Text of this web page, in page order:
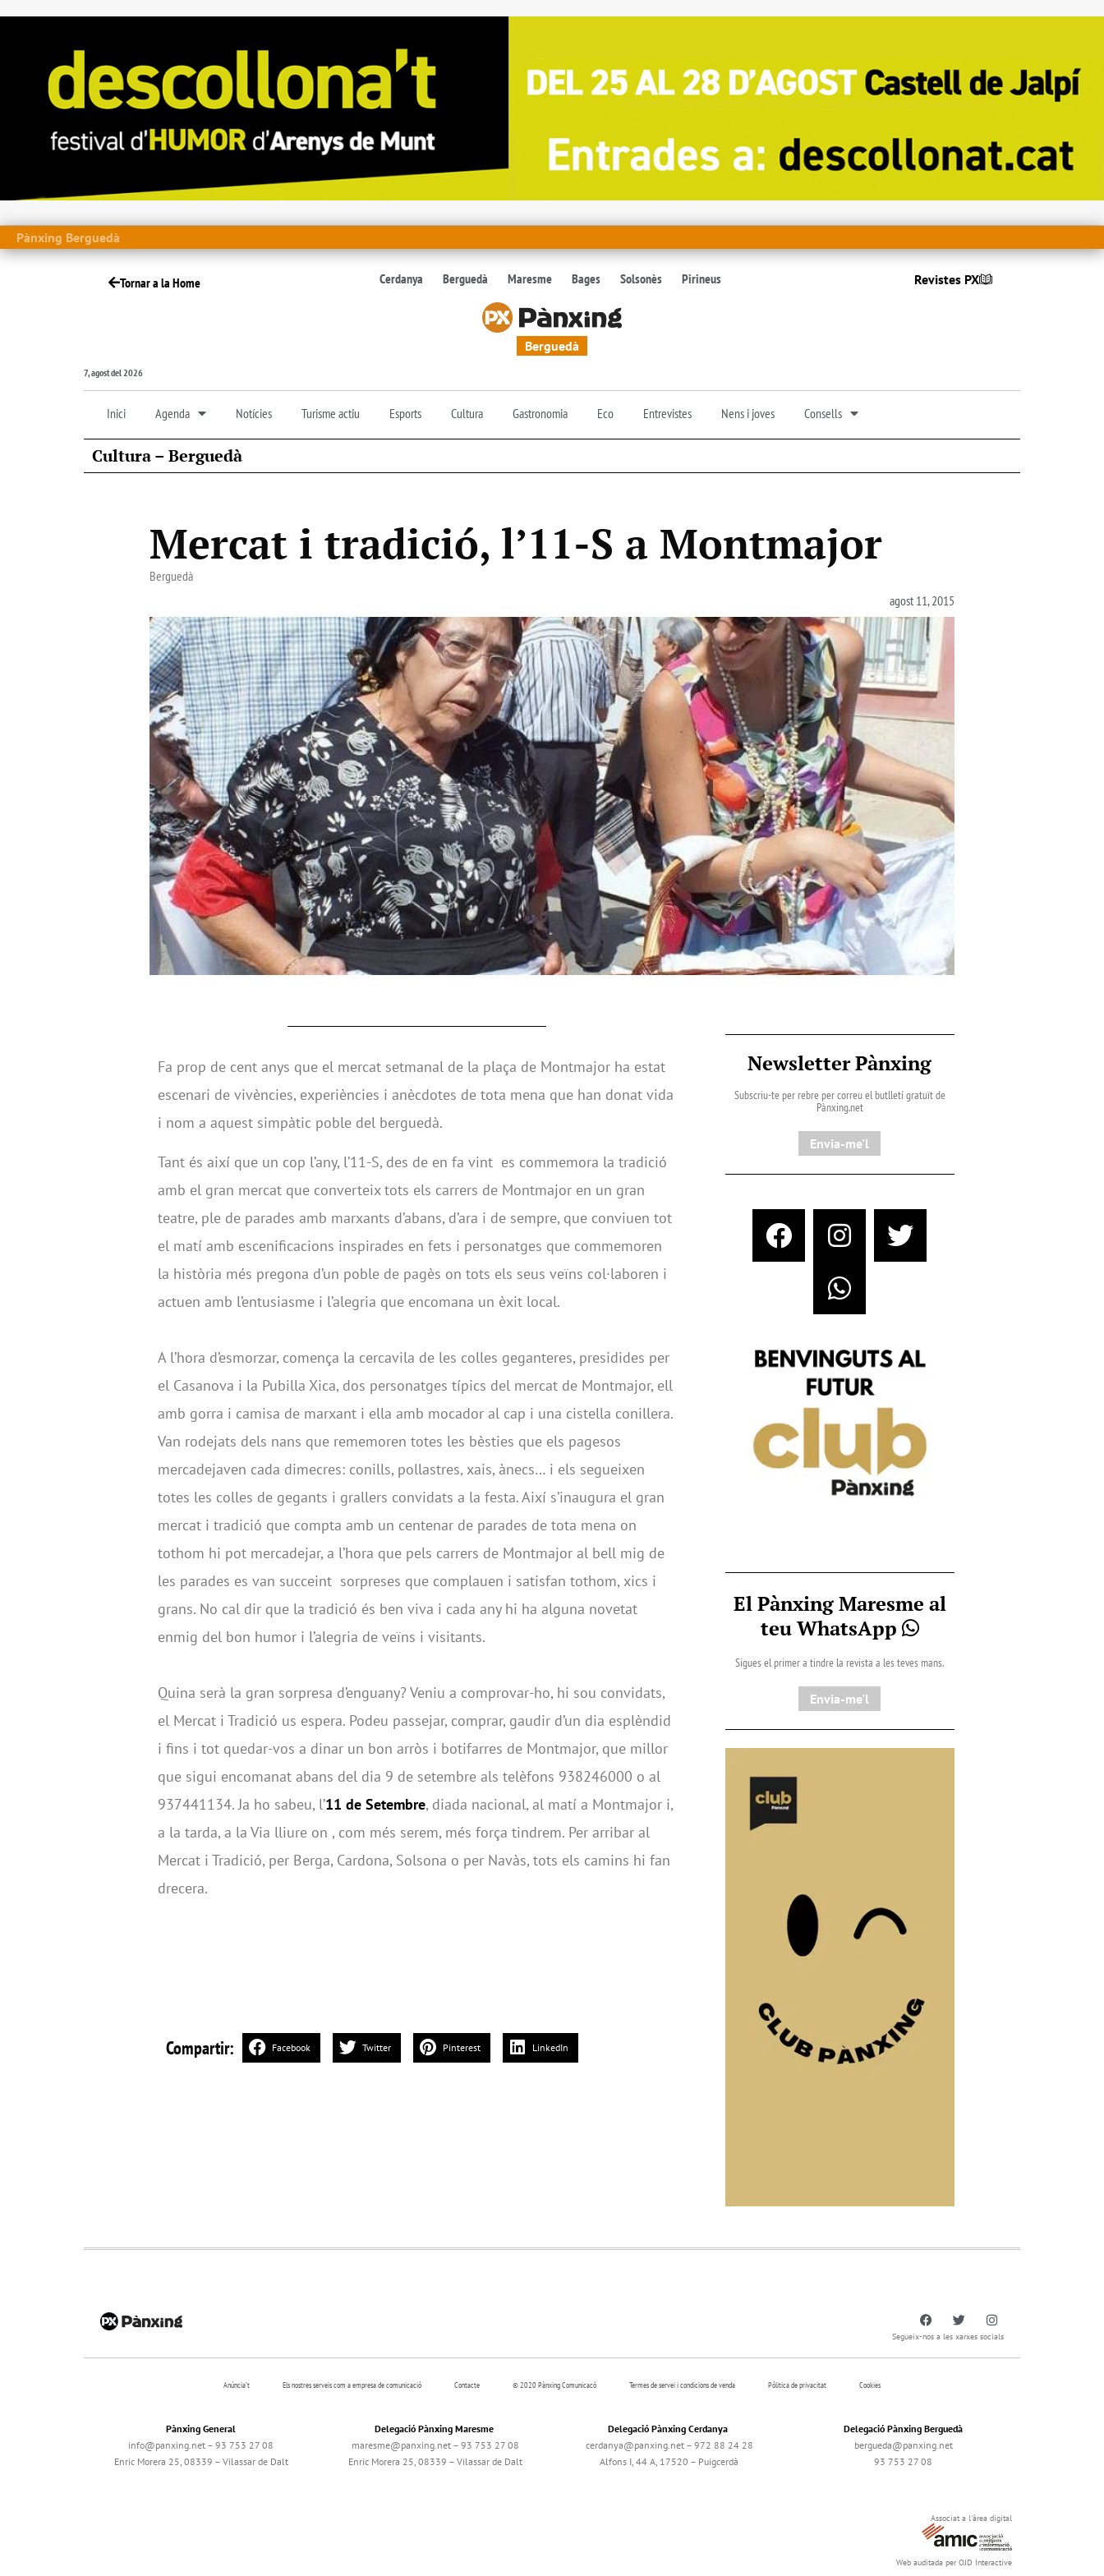
Pànxing Berguedà
Tornar a la Home Cerdanya Berguedà Maresme Bages Solsonès Pirineus Revistes PX
Berguedà
7, agost del 2026
Inici Agenda Notícies Turisme actiu Esports Cultura Gastronomia Eco Entrevistes Nens i joves Consells
Cultura – Berguedà
Mercat i tradició, l’11-S a Montmajor
Berguedà
agost 11, 2015
Fa prop de cent anys que el mercat setmanal de la plaça de Montmajor ha estat
escenari de vivències, experiències i anècdotes de tota mena que han donat vida
i nom a aquest simpàtic poble del berguedà.
Tant és així que un cop l’any, l’11-S, des de en fa vint es commemora la tradició
amb el gran mercat que converteix tots els carrers de Montmajor en un gran
teatre, ple de parades amb marxants d’abans, d’ara i de sempre, que conviuen tot
el matí amb escenificacions inspirades en fets i personatges que commemoren
la història més pregona d’un poble de pagès on tots els seus veïns col·laboren i
actuen amb l’entusiasme i l’alegria que encomana un èxit local.
A l’hora d’esmorzar, comença la cercavila de les colles geganteres, presidides per
el Casanova i la Pubilla Xica, dos personatges típics del mercat de Montmajor, ell
amb gorra i camisa de marxant i ella amb mocador al cap i una cistella conillera.
Van rodejats dels nans que rememoren totes les bèsties que els pagesos
mercadejaven cada dimecres: conills, pollastres, xais, ànecs… i els segueixen
totes les colles de gegants i grallers convidats a la festa. Així s’inaugura el gran
mercat i tradició que compta amb un centenar de parades de tota mena on
tothom hi pot mercadejar, a l’hora que pels carrers de Montmajor al bell mig de
les parades es van succeint sorpreses que complauen i satisfan tothom, xics i
grans. No cal dir que la tradició és ben viva i cada any hi ha alguna novetat
enmig del bon humor i l’alegria de veïns i visitants.
Quina serà la gran sorpresa d’enguany? Veniu a comprovar-ho, hi sou convidats,
el Mercat i Tradició us espera. Podeu passejar, comprar, gaudir d’un dia esplèndid
i fins i tot quedar-vos a dinar un bon arròs i botifarres de Montmajor, que millor
que sigui encomanat abans del dia 9 de setembre als telèfons 938246000 o al
937441134. Ja ho sabeu, l’11 de Setembre, diada nacional, al matí a Montmajor i,
a la tarda, a la Via lliure on , com més serem, més força tindrem. Per arribar al
Mercat i Tradició, per Berga, Cardona, Solsona o per Navàs, tots els camins hi fan
drecera.
Compartir: Facebook Twitter Pinterest LinkedIn
Newsletter Pànxing
Subscriu-te per rebre per correu el butlletí gratuït de
Pànxing.net​
Envia-me'l
El Pànxing Maresme al
teu WhatsApp
Sigues el primer a tindre la revista a les teves mans.
Envia-me'l
Segueix-nos a les xarxes socials
Anúncia’t Els nostres serveis com a empresa de comunicació Contacte © 2020 Pànxing Comunicacó Termes de servei i condicions de venda Pólitica de privacitat Cookies
Pànxing General
info@panxing.net – 93 753 27 08
Enric Morera 25, 08339 – Vilassar de Dalt
Delegació Pànxing Maresme
maresme@panxing.net – 93 753 27 08
Enric Morera 25, 08339 – Vilassar de Dalt
Delegació Pànxing Cerdanya
cerdanya@panxing.net – 972 88 24 28
Alfons I, 44 A, 17520 – Puigcerdà
Delegació Pànxing Berguedà
bergueda@panxing.net
93 753 27 08
Associat a l'àrea digital
Web auditada per OJD Interactive